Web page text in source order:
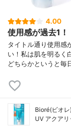
4.00
使用感が過去1！
タイトル通り使用感
い！私は肌を明るく
どちらかというと毎
Bioré(ビオレ)
UV アクア